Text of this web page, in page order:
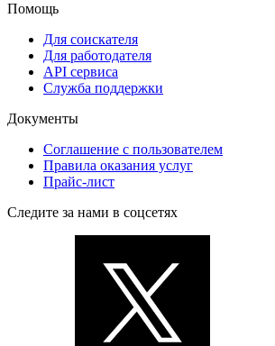
Помощь
Для соискателя
Для работодателя
API сервиса
Служба поддержки
Документы
Соглашение с пользователем
Правила оказания услуг
Прайс-лист
Следите за нами в соцсетях